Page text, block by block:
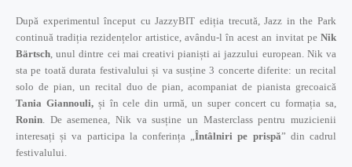
După experimentul început cu JazzyBIT ediția trecută, Jazz in the Park
continuă tradiția rezidențelor artistice, avându-l în acest an invitat pe Nik
Bärtsch, unul dintre cei mai creativi pianiști ai jazzului european. Nik va
sta pe toată durata festivalului și va susține 3 concerte diferite: un recital
solo de pian, un recital duo de pian, acompaniat de pianista grecoaică
Tania Giannouli,și în cele din urmă, un super concert cu formația sa,
Ronin. De asemenea, Nik va susține un Masterclass pentru muzicienii
interesați și va participa la conferința „Întâlniri pe prispă” din cadrul
festivalului.